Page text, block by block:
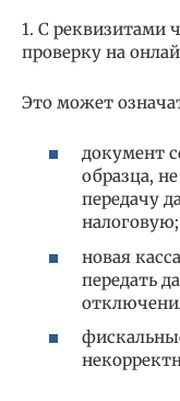
1. С реквизитами
проверку на
Это может
документ
образца,
передачу
налоговую;
новая
передать